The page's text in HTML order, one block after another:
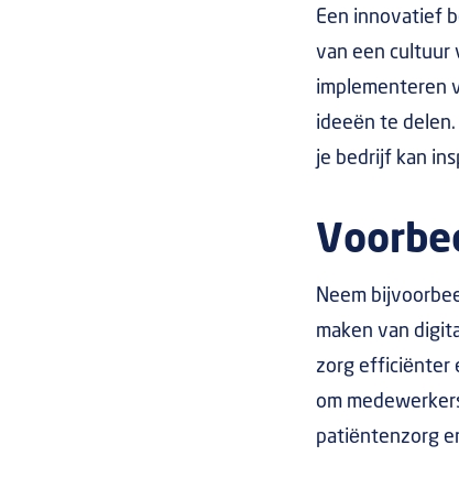
Een innovatief
van een cultuur
implementeren
ideeën te
je bedrijf kan
Neem
maken van
zorg efficiënter
om
patiëntenzorg